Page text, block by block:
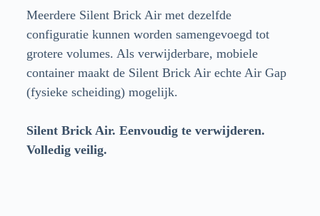
Meerdere Silent Brick Air met dezelfde
configuratie kunnen worden samengevoegd tot
grotere volumes. Als verwijderbare, mobiele
container maakt de Silent Brick Air echte Air Gap
(fysieke scheiding) mogelijk.
Silent Brick Air. Eenvoudig te verwijderen.
Volledig veilig.